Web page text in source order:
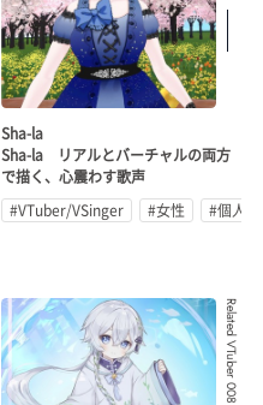
Sha-la
Sha-la リアルとバーチャルの両方
で描く、心震わす歌声
#VTuber/VSinger
#女性 #個人勢
Related VTuber 008